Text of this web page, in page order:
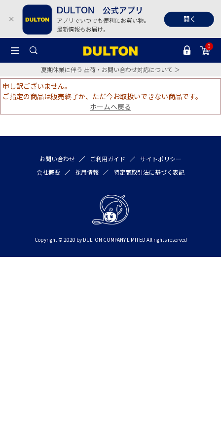
0
夏期休業に伴う 出荷・お問い合わせ対応について ＞
申し訳ございません。
ご指定の商品は販売終了か、ただ今お取扱いできない商品です。
ホームへ戻る
お問い合わせ ご利用ガイド
サイトポリシー
会社概要
採用情報 特定商取引法に基づく表記
Copyright © 2020 by DULTON COMPANY LIMITED All rights reserved